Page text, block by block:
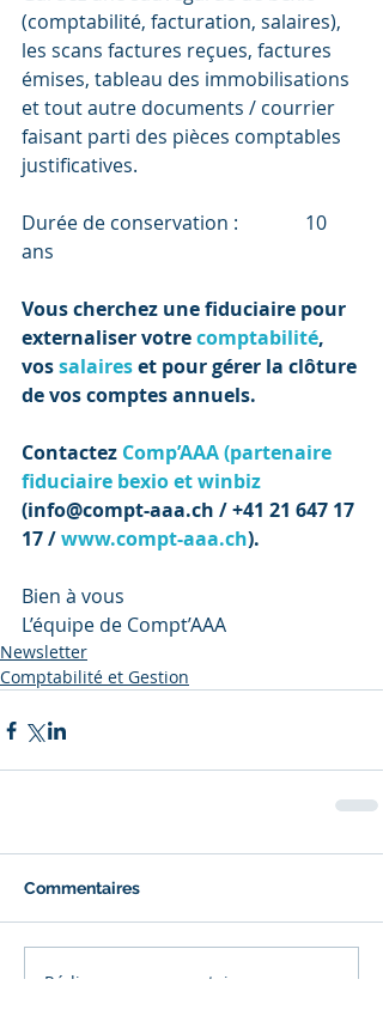
(comptabilité, facturation, salaires),
les scans factures reçues, factures
émises, tableau des immobilisations
et tout autre documents / courrier
faisant parti des pièces comptables
justificatives.
Durée de conservation :              10
ans
Vous cherchez une fiduciaire pour
externaliser votre comptabilité,
vos salaires et pour gérer la clôture
de vos comptes annuels.
Contactez Comp’AAA (partenaire
fiduciaire bexio et winbiz
(info@compt-aaa.ch / +41 21 647 17
17 / www.compt-aaa.ch).
Bien à vous
L’équipe de Compt’AAA
Newsletter
Comptabilité et Gestion
Commentaires
Rédigez un commentaire...